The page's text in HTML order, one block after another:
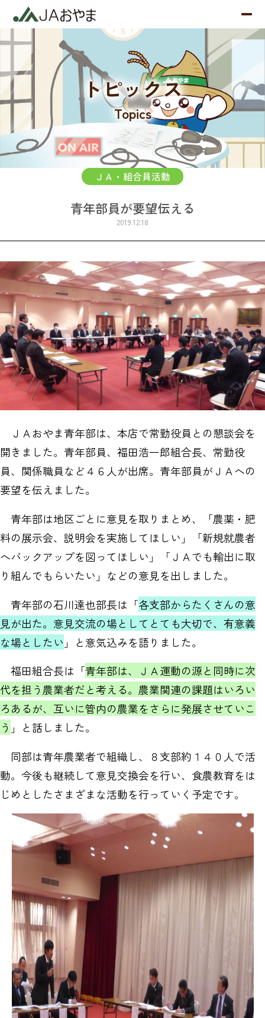
トピックス
Topics
ＪＡ・組合員活動
青年部員が要望伝える
2019.12.18
ＪＡおやま青年部は、本店で常勤役員との懇談会を
開きました。青年部員、福田浩一郎組合長、常勤役
員、関係職員など４６人が出席。青年部員がＪＡへの
要望を伝えました。
青年部は地区ごとに意見を取りまとめ、「農薬・肥
料の展示会、説明会を実施してほしい」「新規就農者
へバックアップを図ってほしい」「ＪＡでも輸出に取
り組んでもらいたい」などの意見を出しました。
青年部の石川達也部長は「各支部からたくさんの意
見が出た。意見交流の場としてとても大切で、有意義
な場としたい 」と意気込みを語りました。
福田組合長は「青年部は、ＪＡ運動の源と同時に次
代を担う農業者だと考える。農業関連の課題はいろい
ろあるが、互いに管内の農業をさらに発展させていこ
う 」と話しました。
同部は青年農業者で組織し、８支部約１４０人で活
動。今後も継続して意見交換会を行い、食農教育をは
じめとしたさまざまな活動を行っていく予定です。